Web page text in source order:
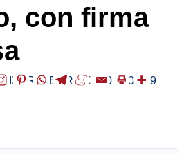
con firma
EIBAR ,HERRIAK /2018-01-19